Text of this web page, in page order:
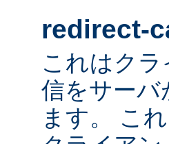
redirect-
これはク
信をサーバ
ます。 こ